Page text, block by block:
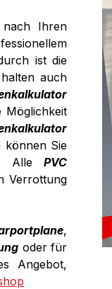
Ihren
ist die
auch
Möglichkeit
können Sie
Alle PVC
Verrottung
,
oder für
Angebot,